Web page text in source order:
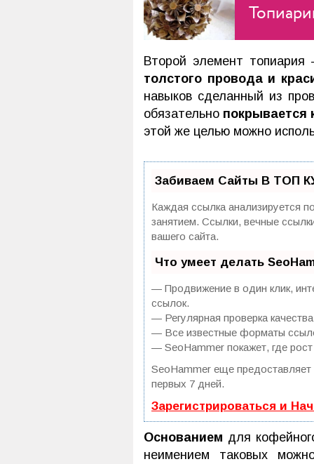
Второй элемент
толстого провода и
навыков сделанный из
обязательно покрывается
этой же целью можно
Забиваем Сайты В ТОП
Каждая ссылка анализируется
занятием. Ссылки, вечные
вашего сайта.
Что умеет делать
— Продвижение в один клик,
ссылок.
— Регулярная проверка
— Все известные форматы
— SeoHammer покажет, где
SeoHammer еще
первых 7 дней.
Зарегистрироваться и
Основанием для
неимением таковых